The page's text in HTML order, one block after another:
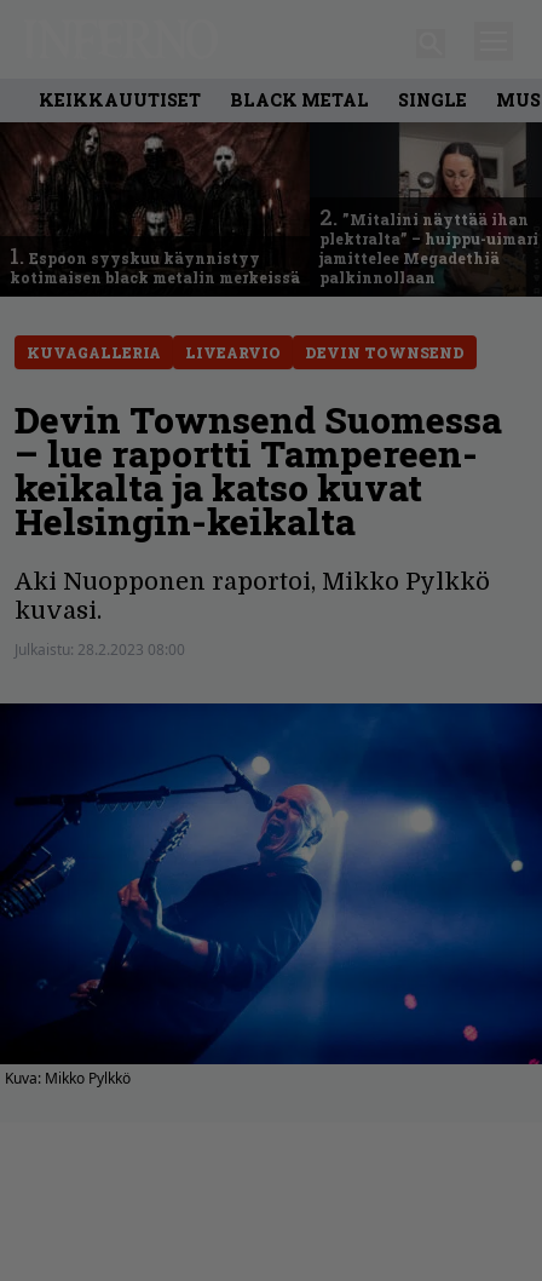
KEIKKAUUTISET BLACK METAL SINGLE
1. Espoon syyskuu käynnistyy
kotimaisen black metalin merkeissä
2. ”Mitalini näyttää ihan
plektralta” – huippu-uimari
jamittelee Megadethiä
palkinnollaan
KUVAGALLERIA LIVEARVIO DEVIN TOWNSEND
Devin Townsend Suomessa
– lue raportti Tampereen-
keikalta ja katso kuvat
Helsingin-keikalta
Aki Nuopponen raportoi, Mikko Pylkkö
kuvasi.
Julkaistu: 28.2.2023 08:00
Kuva: Mikko Pylkkö